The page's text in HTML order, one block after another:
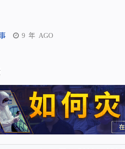
9 年 AGO